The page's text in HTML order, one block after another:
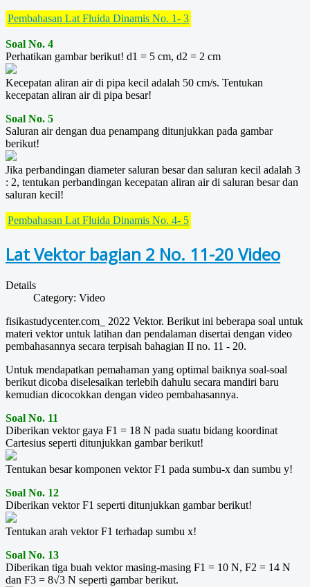
Pembahasan Lat Fluida Dinamis No. 1- 3
Soal No. 4
Perhatikan gambar berikut! d1 = 5 cm, d2 = 2 cm
Kecepatan aliran air di pipa kecil adalah 50 cm/s. Tentukan
kecepatan aliran air di pipa besar!
Soal No. 5
Saluran air dengan dua penampang ditunjukkan pada gambar
berikut!
Jika perbandingan diameter saluran besar dan saluran kecil adalah 3
: 2, tentukan perbandingan kecepatan aliran air di saluran besar dan
saluran kecil!
Pembahasan Lat Fluida Dinamis No. 4- 5
Lat Vektor bagian 2 No. 11-20 Video
Details
Category: Video
fisikastudycenter.com_ 2022 Vektor. Berikut ini beberapa soal untuk
materi vektor untuk latihan dan pendalaman disertai dengan video
pembahasannya secara terpisah bahagian II no. 11 - 20.
Untuk mendapatkan pemahaman yang optimal baiknya soal-soal
berikut dicoba diselesaikan terlebih dahulu secara mandiri baru
kemudian dicocokkan dengan video pembahasannya.
Soal No. 11
Diberikan vektor gaya F1 = 18 N pada suatu bidang koordinat
Cartesius seperti ditunjukkan gambar berikut!
Tentukan besar komponen vektor F1 pada sumbu-x dan sumbu y!
Soal No. 12
Diberikan vektor F1 seperti ditunjukkan gambar berikut!
Tentukan arah vektor F1 terhadap sumbu x!
Soal No. 13
Diberikan tiga buah vektor masing-masing F1 = 10 N, F2 = 14 N
dan F3 = 8√3 N seperti gambar berikut.